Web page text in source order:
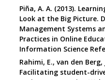
Piña, A. A. (2013).
Look at the Big Picture.
Management Systems
Practices in Online
Information Science
Rahimi, E., van den Berg,
Facilitating student-